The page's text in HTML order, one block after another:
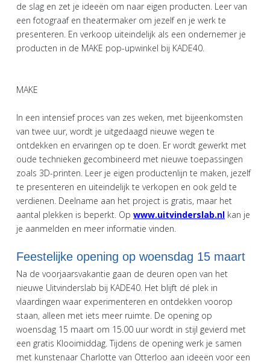
de slag en zet je ideeën om naar eigen producten. Leer van
een fotograaf en theatermaker om jezelf en je werk te
presenteren. En verkoop uiteindelijk als een ondernemer je
producten in de MAKE pop-upwinkel bij KADE40.
MAKE
In een intensief proces van zes weken, met bijeenkomsten
van twee uur, wordt je uitgedaagd nieuwe wegen te
ontdekken en ervaringen op te doen. Er wordt gewerkt met
oude technieken gecombineerd met nieuwe toepassingen
zoals 3D-printen. Leer je eigen productenlijn te maken, jezelf
te presenteren en uiteindelijk te verkopen en ook geld te
verdienen. Deelname aan het project is gratis, maar het
aantal plekken is beperkt. Op www.uitvinderslab.nl kan je
je aanmelden en meer informatie vinden.
Feestelijke opening op woensdag 15 maart
Na de voorjaarsvakantie gaan de deuren open van het
nieuwe Uitvinderslab bij KADE40. Het blijft dé plek in
vlaardingen waar experimenteren en ontdekken voorop
staan, alleen met iets meer ruimte. De opening op
woensdag 15 maart om 15.00 uur wordt in stijl gevierd met
een gratis Klooimiddag. Tijdens de opening werk je samen
met kunstenaar Charlotte van Otterloo aan ideeën voor een